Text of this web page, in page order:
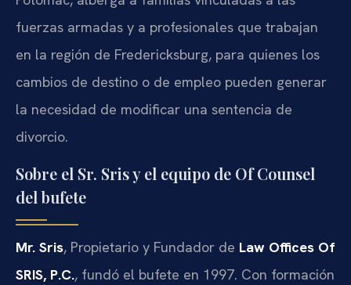
fuerzas armadas y a profesionales que trabajan
en la región de Fredericksburg, para quienes los
cambios de destino o de empleo pueden generar
la necesidad de modificar una sentencia de
divorcio.
Sobre el Sr. Sris y el equipo de Of Counsel
del bufete
Mr. Sris, Propietario y Fundador de Law Offices Of
SRIS, P.C., fundó el bufete en 1997. Con formación